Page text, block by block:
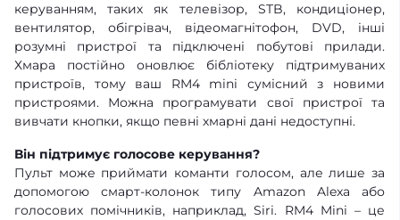
керуванням, таких як телевізор, STB, кондиціонер,
вентилятор, обігрівач, відеомагнітофон, DVD, інші
розумні пристрої та підключені побутові прилади.
Хмара постійно оновлює бібліотеку підтримуваних
пристроїв, тому ваш RM4 mini сумісний з новими
пристроями. Можна програмувати свої пристрої та
вивчати кнопки, якщо певні хмарні дані недоступні.
Він підтримує голосове керування?
Пульт може приймати команти голосом, але лише за
допомогою смарт-колонок типу Amazon Alexa або
голосових помічників, наприклад, Siri. RM4 Mini – це